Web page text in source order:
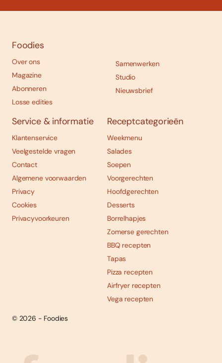
Foodies
Over ons
Magazine
Abonneren
Losse edities
Samenwerken
Studio
Nieuwsbrief
Service & informatie
Klantenservice
Veelgestelde vragen
Contact
Algemene voorwaarden
Privacy
Cookies
Privacyvoorkeuren
Receptcategorieën
Weekmenu
Salades
Soepen
Voorgerechten
Hoofdgerechten
Desserts
Borrelhapjes
Zomerse gerechten
BBQ recepten
Tapas
Pizza recepten
Airfryer recepten
Vega recepten
© 2026 - Foodies